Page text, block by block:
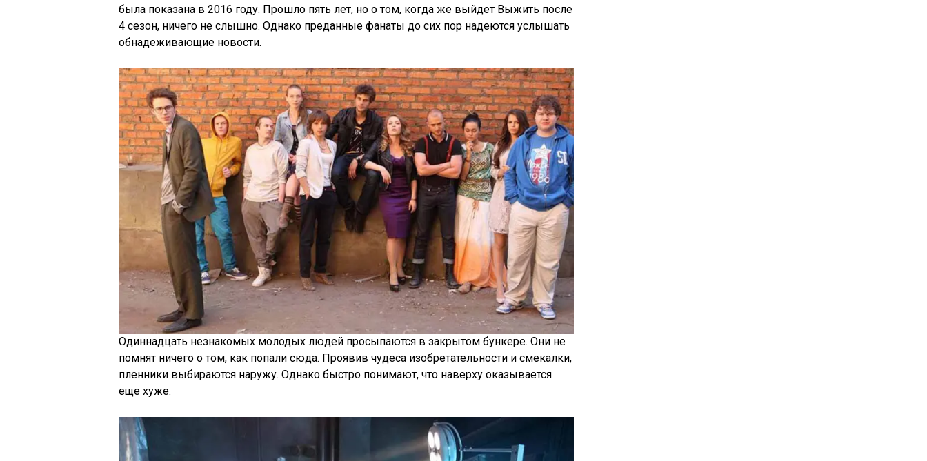
была показана в 2016 году. Прошло пять лет, но о том, когда же выйдет Выжить после
4 сезон, ничего не слышно. Однако преданные фанаты до сих пор надеются услышать
обнадеживающие новости.
Одиннадцать незнакомых молодых людей просыпаются в закрытом бункере. Они не
помнят ничего о том, как попали сюда. Проявив чудеса изобретательности и смекалки,
пленники выбираются наружу. Однако быстро понимают, что наверху оказывается
еще хуже.